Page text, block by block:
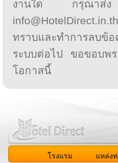
งานใด กรุณา
ทราบและทำการลบ
ระบบต่อไป ขอขอบ
โอกาสนี้
โรงแรม แหล่งท่